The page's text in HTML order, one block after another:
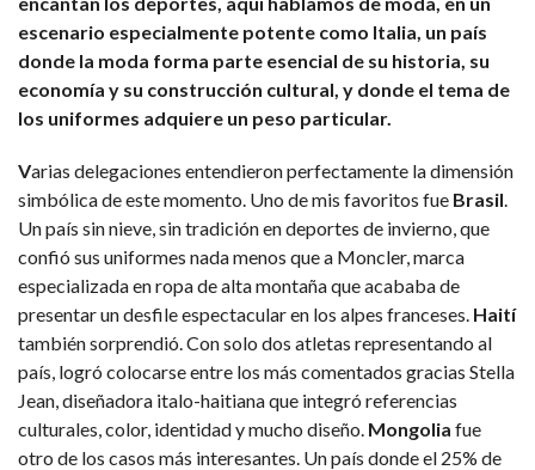
escenario especialmente potente como Italia, un país
donde la moda forma parte esencial de su historia, su
economía y su construcción cultural, y donde el tema de
los uniformes adquiere un peso particular.
Varias delegaciones entendieron perfectamente la dimensión
simbólica de este momento. Uno de mis favoritos fue Brasil
Un país sin nieve, sin tradición en deportes de invierno, que
confió sus uniformes nada menos que a Moncler, marca
especializada en ropa de alta montaña que acababa de
presentar un desfile espectacular en los alpes franceses. Haití
también sorprendió. Con solo dos atletas representando al
país, logró colocarse entre los más comentados gracias Stella
Jean, diseñadora italo-haitiana que integró referencias
culturales, color, identidad y mucho diseño. Mongolia fue
otro de los casos más interesantes. Un país donde el 25% de